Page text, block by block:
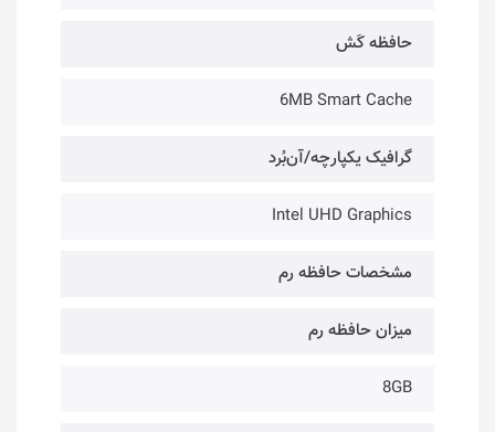
حافظه کَش
6MB Smart Cache
گرافیک یکپارچه/آن‌بُرد
Intel UHD Graphics
مشخصات حافظه رم
میزان حافظه رم
8GB